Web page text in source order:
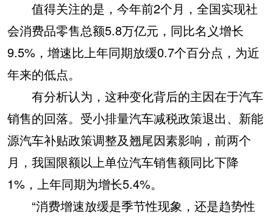
值得关注的是，今年前2个月，全国实现社
会消费品零售总额5.8万亿元，同比名义增长
9.5%，增速比上年同期放缓0.7个百分点，为近
年来的低点。
有分析认为，这种变化背后的主因在于汽车
销售的回落。受小排量汽车减税政策退出、新能
源汽车补贴政策调整及翘尾因素影响，前两个
月，我国限额以上单位汽车销售额同比下降
1%，上年同期为增长5.4%。
“消费增速放缓是季节性现象，还是趋势性